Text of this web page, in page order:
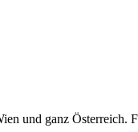
und ganz Österreich.